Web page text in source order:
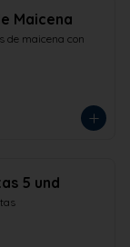
Maicena
de maicena con
5 und